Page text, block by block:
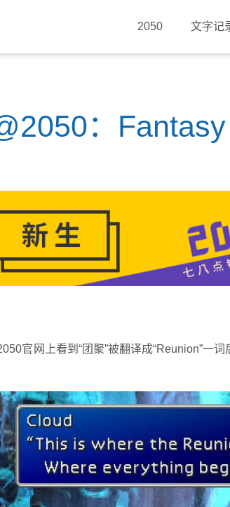
2050 文字记
：
官网上看到“团聚”被翻译成“Reunion”一